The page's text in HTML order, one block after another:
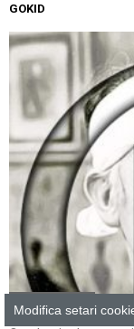
GOKID
Povesti audio
Modifica setari